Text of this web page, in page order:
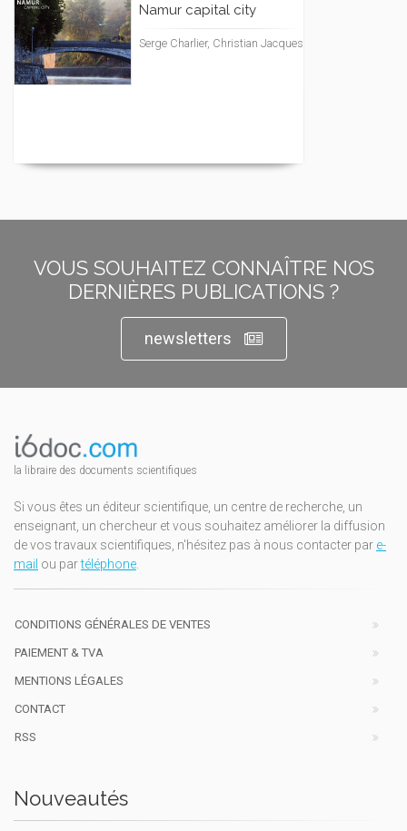
Namur capital city
Serge Charlier, Christian Jacques
VOUS SOUHAITEZ CONNAÎTRE NOS
DERNIÈRES PUBLICATIONS ?
newsletters
la libraire des documents scientifiques
Si vous êtes un éditeur scientifique, un centre de recherche, un
enseignant, un chercheur et vous souhaitez améliorer la diffusion
de vos travaux scientifiques, n'hésitez pas à nous contacter par e-
mail ou partéléphone.
CONDITIONS GÉNÉRALES DE VENTES
PAIEMENT & TVA
MENTIONS LÉGALES
CONTACT
RSS
Nouveautés